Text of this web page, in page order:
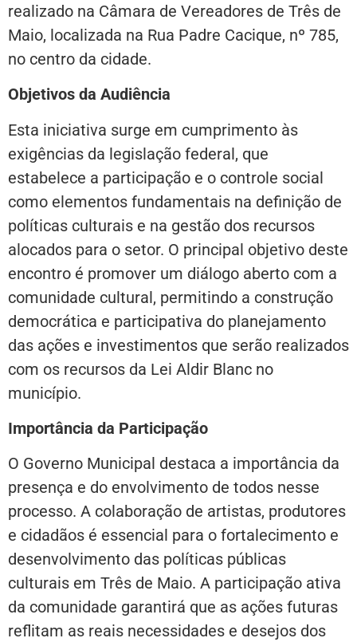
realizado na Câmara de Vereadores de Três de
Maio, localizada na Rua Padre Cacique, nº 785,
no centro da cidade.
Objetivos da Audiência
Esta iniciativa surge em cumprimento às
exigências da legislação federal, que
estabelece a participação e o controle social
como elementos fundamentais na definição de
políticas culturais e na gestão dos recursos
alocados para o setor. O principal objetivo deste
encontro é promover um diálogo aberto com a
comunidade cultural, permitindo a construção
democrática e participativa do planejamento
das ações e investimentos que serão realizados
com os recursos da Lei Aldir Blanc no
município.
Importância da Participação
O Governo Municipal destaca a importância da
presença e do envolvimento de todos nesse
processo. A colaboração de artistas, produtores
e cidadãos é essencial para o fortalecimento e
desenvolvimento das políticas públicas
culturais em Três de Maio. A participação ativa
da comunidade garantirá que as ações futuras
reflitam as reais necessidades e desejos dos